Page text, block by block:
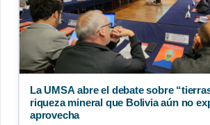
La UMSA abre el debate sobre
riqueza mineral que Bolivia aún no
aprovecha